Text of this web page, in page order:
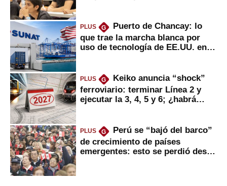
PLUS G
Puerto de Chancay: lo
que trae la marcha blanca por
uso de tecnología de EE.UU. en
PLUS G
Keiko anuncia “shock”
ferroviario: terminar Línea 2 y
ejecutar la 3, 4, 5 y 6; ¿habrá
PLUS G
Perú se “bajó del barco”
de crecimiento de países
emergentes: esto se perdió desde